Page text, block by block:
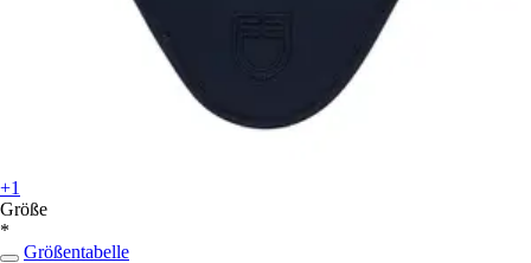
+1
Größe
*
Größentabelle